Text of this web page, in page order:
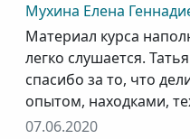
Мухина Елена
Материал курса
легко слушается.
спасибо за то, что
опытом, находками,
07.06.2020